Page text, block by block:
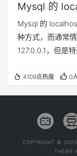
Mysql 的
Mysql 的
种方式，而通常
127.0.0.1，但是
4109点热度 0
COPYRIGHT ©
THEME